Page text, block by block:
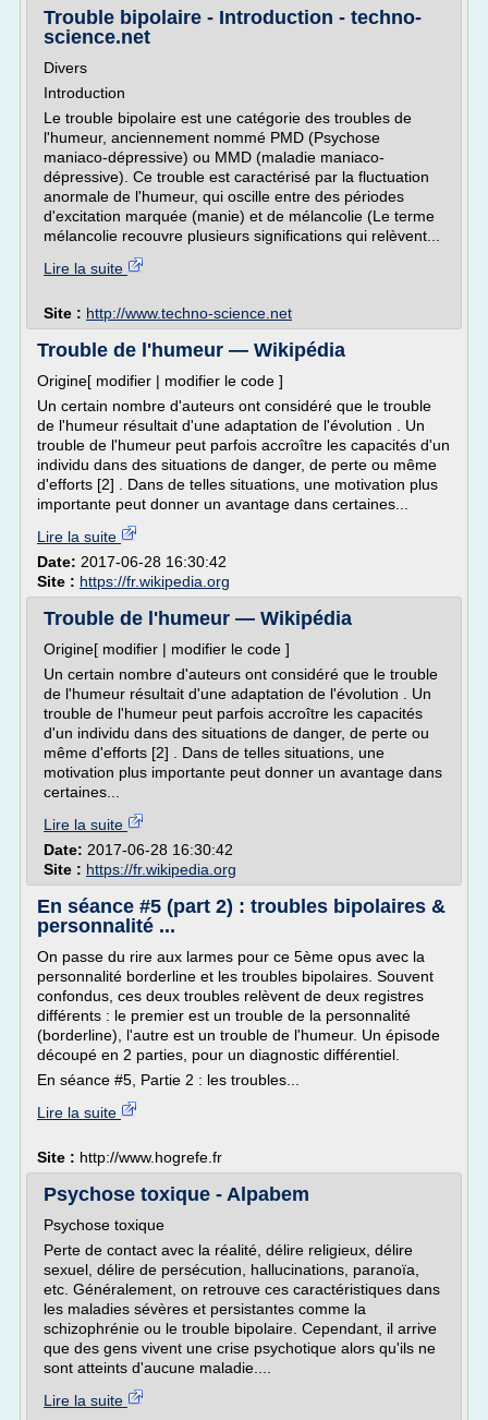
Trouble bipolaire - Introduction - techno-
science.net
Divers
Introduction
Le trouble bipolaire est une catégorie des troubles de
l'humeur, anciennement nommé PMD (Psychose
maniaco-dépressive) ou MMD (maladie maniaco-
dépressive). Ce trouble est caractérisé par la fluctuation
anormale de l'humeur, qui oscille entre des périodes
d'excitation marquée (manie) et de mélancolie (Le terme
mélancolie recouvre plusieurs significations qui relèvent...
Lire la suite
Site : http://www.techno-science.net
Trouble de l'humeur — Wikipédia
Origine[ modifier | modifier le code ]
Un certain nombre d'auteurs ont considéré que le trouble
de l'humeur résultait d'une adaptation de l'évolution . Un
trouble de l'humeur peut parfois accroître les capacités d'un
individu dans des situations de danger, de perte ou même
d'efforts [2] . Dans de telles situations, une motivation plus
importante peut donner un avantage dans certaines...
Lire la suite
Date: 2017-06-28 16:30:42
Site : https://fr.wikipedia.org
Trouble de l'humeur — Wikipédia
Origine[ modifier | modifier le code ]
Un certain nombre d'auteurs ont considéré que le trouble
de l'humeur résultait d'une adaptation de l'évolution . Un
trouble de l'humeur peut parfois accroître les capacités
d'un individu dans des situations de danger, de perte ou
même d'efforts [2] . Dans de telles situations, une
motivation plus importante peut donner un avantage dans
certaines...
Lire la suite
Date: 2017-06-28 16:30:42
Site : https://fr.wikipedia.org
En séance #5 (part 2) : troubles bipolaires &
personnalité ...
On passe du rire aux larmes pour ce 5ème opus avec la
personnalité borderline et les troubles bipolaires. Souvent
confondus, ces deux troubles relèvent de deux registres
différents : le premier est un trouble de la personnalité
(borderline), l'autre est un trouble de l'humeur. Un épisode
découpé en 2 parties, pour un diagnostic différentiel.
En séance #5, Partie 2 : les troubles...
Lire la suite
Site : http://www.hogrefe.fr
Psychose toxique - Alpabem
Psychose toxique
Perte de contact avec la réalité, délire religieux, délire
sexuel, délire de persécution, hallucinations, paranoïa,
etc. Généralement, on retrouve ces caractéristiques dans
les maladies sévères et persistantes comme la
schizophrénie ou le trouble bipolaire. Cependant, il arrive
que des gens vivent une crise psychotique alors qu'ils ne
sont atteints d'aucune maladie....
Lire la suite